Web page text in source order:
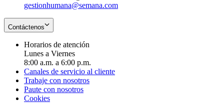
gestionhumana@semana.com
Contáctenos
Horarios de atención
Lunes a Viernes
8:00 a.m. a 6:00 p.m.
Canales de servicio al cliente
Trabaje con nosotros
Paute con nosotros
Cookies